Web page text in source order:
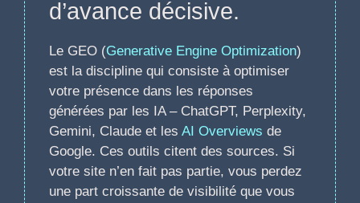
d’avance décisive.
Le GEO (Generative Engine Optimization)
est la discipline qui consiste à optimiser
votre présence dans les réponses
générées par les IA – ChatGPT, Perplexity,
Gemini, Claude et les AI Overviews de
Google. Ces outils citent des sources. Si
votre site n’en fait pas partie, vous perdez
une part croissante de visibilité que vous